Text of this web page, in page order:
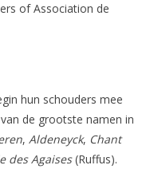
of Association de
hun schouders mee
de grootste namen in
, Aldeneyck, Chant
des Agaises(Ruffus).